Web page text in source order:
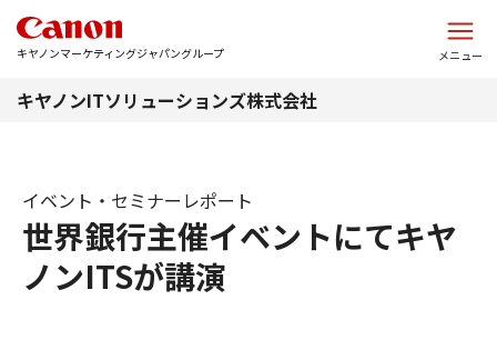
キヤノンマーケティングジャパングループ メニュー
キヤノンITソリューションズ株式会社
世界銀行主催イベントにてキヤ
ノンITSが講演
イベント・セミナーレポート